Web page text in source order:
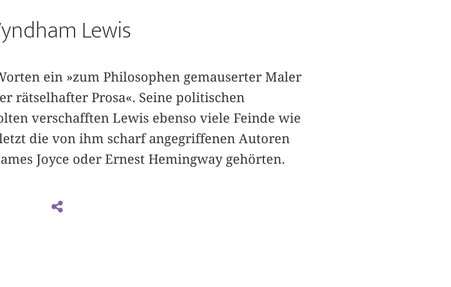
Lewis
ein »zum Philosophen gemauserter Maler
rätselhafter Prosa«. Seine politischen
verschafften Lewis ebenso viele Feinde wie
die von ihm scharf angegriffenen Autoren
Joyce oder Ernest Hemingway gehörten.